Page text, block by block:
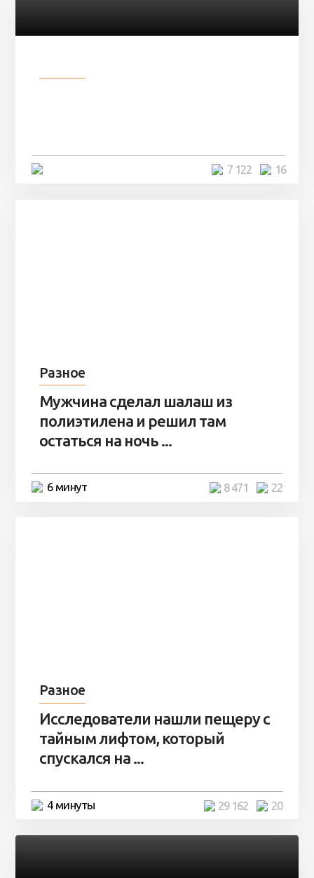
16
7 122
Разное
Мужчина сделал шалаш из
полиэтилена и решил там
остаться на ночь ...
6 минут 22
8 471
Разное
Исследователи нашли пещеру с
тайным лифтом, который
спускался на ...
4 минуты 20
29 162